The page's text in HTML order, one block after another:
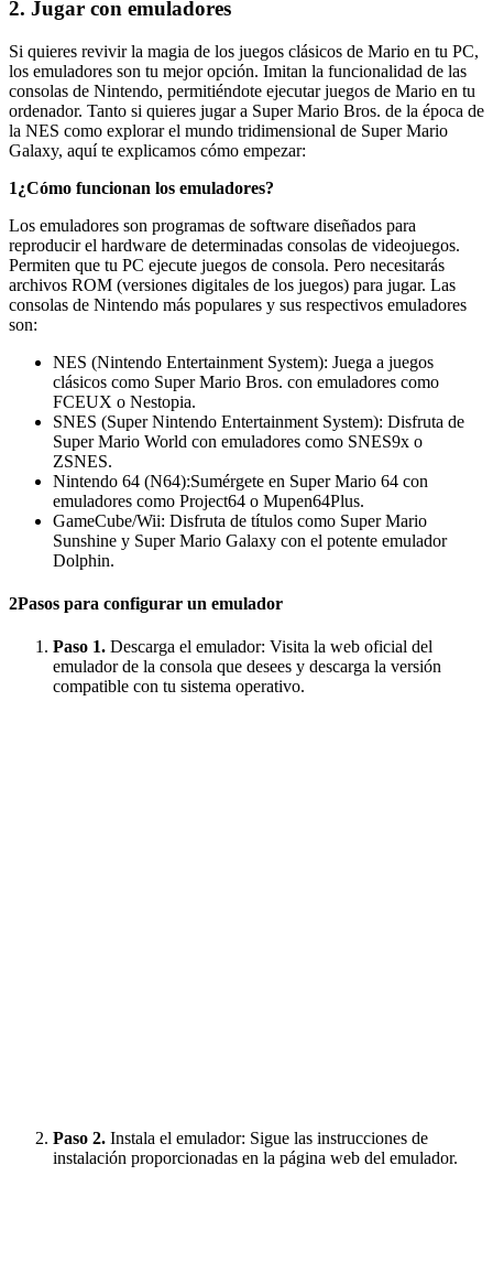
2. Jugar con emuladores
Si quieres revivir la magia de los juegos clásicos de Mario en tu PC,
los emuladores son tu mejor opción. Imitan la funcionalidad de las
consolas de Nintendo, permitiéndote ejecutar juegos de Mario en tu
ordenador. Tanto si quieres jugar a Super Mario Bros. de la época de
la NES como explorar el mundo tridimensional de Super Mario
Galaxy, aquí te explicamos cómo empezar:
1¿Cómo funcionan los emuladores?
Los emuladores son programas de software diseñados para
reproducir el hardware de determinadas consolas de videojuegos.
Permiten que tu PC ejecute juegos de consola. Pero necesitarás
archivos ROM (versiones digitales de los juegos) para jugar. Las
consolas de Nintendo más populares y sus respectivos emuladores
son:
NES (Nintendo Entertainment System): Juega a juegos
clásicos como Super Mario Bros. con emuladores como
FCEUX o Nestopia.
SNES (Super Nintendo Entertainment System): Disfruta de
Super Mario World con emuladores como SNES9x o
ZSNES.
Nintendo 64 (N64):Sumérgete en Super Mario 64 con
emuladores como Project64 o Mupen64Plus.
GameCube/Wii: Disfruta de títulos como Super Mario
Sunshine y Super Mario Galaxy con el potente emulador
Dolphin.
2Pasos para configurar un emulador
Paso 1. Descarga el emulador: Visita la web oficial del
emulador de la consola que desees y descarga la versión
compatible con tu sistema operativo.
Paso 2. Instala el emulador: Sigue las instrucciones de
instalación proporcionadas en la página web del emulador.